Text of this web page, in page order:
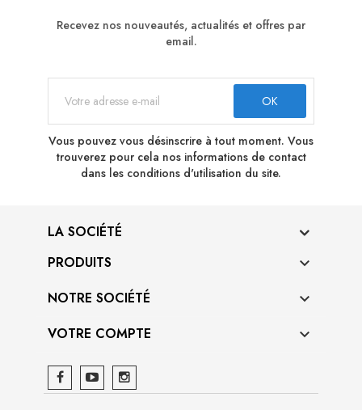
Recevez nos nouveautés, actualités et offres par
email.
Vous pouvez vous désinscrire à tout moment. Vous
trouverez pour cela nos informations de contact
dans les conditions d'utilisation du site.
LA SOCIÉTÉ
PRODUITS

NOTRE SOCIÉTÉ 
VOTRE COMPTE 